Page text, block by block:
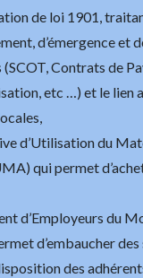
de loi 1901,
d’émergence et
Contrats de
etc …) et le lien
d’Utilisation du
qui permet
d’Employeurs du
d’embaucher
des